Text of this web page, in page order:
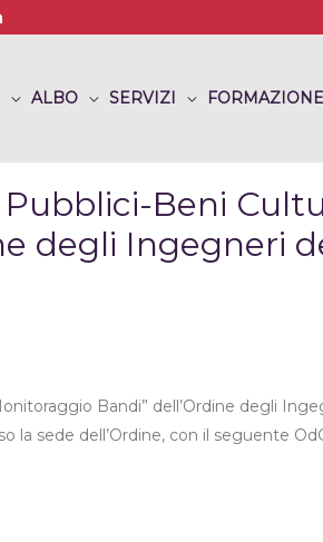
ALBO SERVIZI FORMAZIONE
Pubblici-Beni
degli Ingegneri
Bandi” dell’Ordine degli
la sede dell’Ordine, con il seguente